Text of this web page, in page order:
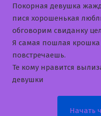
Покорная девушка
пися хорошенькая
обговорим свиданку
Я самая пошлая крошка
повстречаешь.
Те кому нравится
девушки
Начать